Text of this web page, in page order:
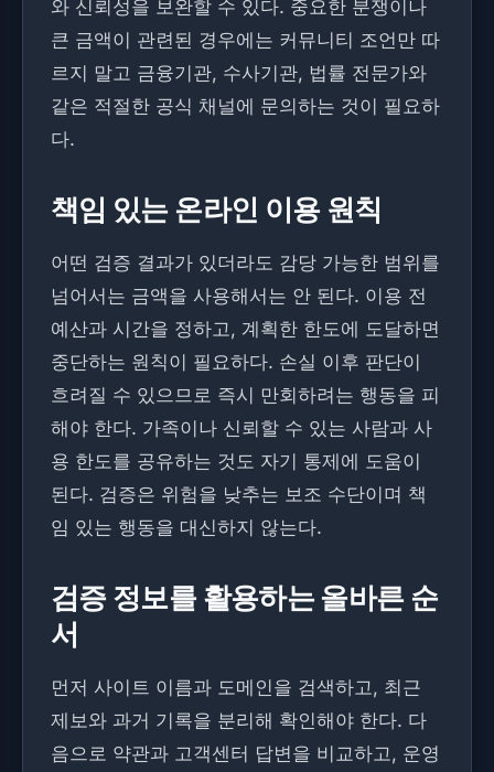
와 신뢰성을 보완할 수 있다. 중요한 분쟁이나
큰 금액이 관련된 경우에는 커뮤니티 조언만 따
르지 말고 금융기관, 수사기관, 법률 전문가와
같은 적절한 공식 채널에 문의하는 것이 필요하
다.
책임 있는 온라인 이용 원칙
어떤 검증 결과가 있더라도 감당 가능한 범위를
넘어서는 금액을 사용해서는 안 된다. 이용 전
예산과 시간을 정하고, 계획한 한도에 도달하면
중단하는 원칙이 필요하다. 손실 이후 판단이
흐려질 수 있으므로 즉시 만회하려는 행동을 피
해야 한다. 가족이나 신뢰할 수 있는 사람과 사
용 한도를 공유하는 것도 자기 통제에 도움이
된다. 검증은 위험을 낮추는 보조 수단이며 책
임 있는 행동을 대신하지 않는다.
검증 정보를 활용하는 올바른 순
서
먼저 사이트 이름과 도메인을 검색하고, 최근
제보와 과거 기록을 분리해 확인해야 한다. 다
음으로 약관과 고객센터 답변을 비교하고, 운영